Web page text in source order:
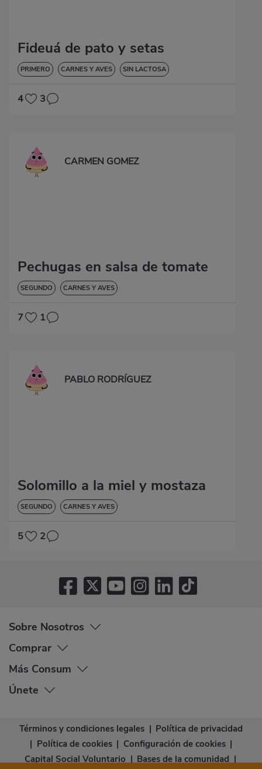
Fideuá de pato y setas
PRIMERO CARNES Y AVES SIN LACTOSA
4 3
CARMEN GOMEZ
Pechugas en salsa de tomate
SEGUNDO CARNES Y AVES
7 1
PABLO RODRÍGUEZ
Solomillo a la miel y mostaza
SEGUNDO CARNES Y AVES
5 2
Sobre Nosotros
Comprar
Más Consum
Únete
Términos y condiciones legales | Política de privacidad
| Política de cookies | Configuración de cookies |
Capital Social Voluntario | Bases de la comunidad |